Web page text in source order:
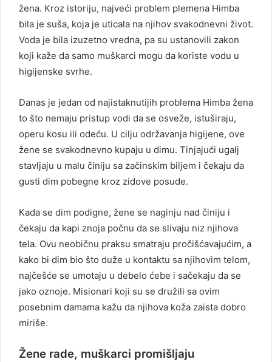
žena. Кroz istoriju, najveći problem plemena Himba
bila je suša, koja je uticala na njihov svakodnevni život.
Voda je bila izuzetno vredna, pa su ustanovili zakon
koji kaže da samo muškarci mogu da koriste vodu u
higijenske svrhe.
Danas je jedan od najistaknutijih problema Himba žena
to što nemaju pristup vodi da se osveže, istuširaju,
operu kosu ili odeću. U cilju održavanja higijene, ove
žene se svakodnevno kupaju u dimu. Tinjajući ugalj
stavljaju u malu činiju sa začinskim biljem i čekaju da
gusti dim pobegne kroz zidove posude.
Кada se dim podigne, žene se naginju nad činiju i
čekaju da kapi znoja počnu da se slivaju niz njihova
tela. Ovu neobičnu praksu smatraju pročišćavajućim, a
kako bi dim bio što duže u kontaktu sa njihovim telom,
najčešće se umotaju u debelo ćebe i sačekaju da se
jako oznoje. Misionari koji su se družili sa ovim
posebnim damama kažu da njihova koža zaista dobro
miriše.
Žene rade, muškarci promišljaju